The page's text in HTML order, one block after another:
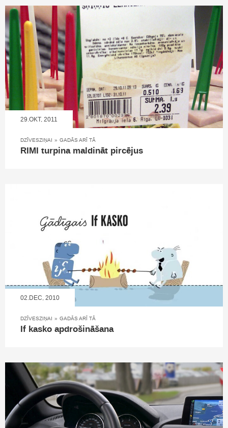
29.OKT, 2011
DZĪVESZIŅAI » GADĀS ARĪ TĀ
RIMI turpina maldināt pircējus
02.DEC, 2010
DZĪVESZIŅAI » GADĀS ARĪ TĀ
If kasko apdrošināšana